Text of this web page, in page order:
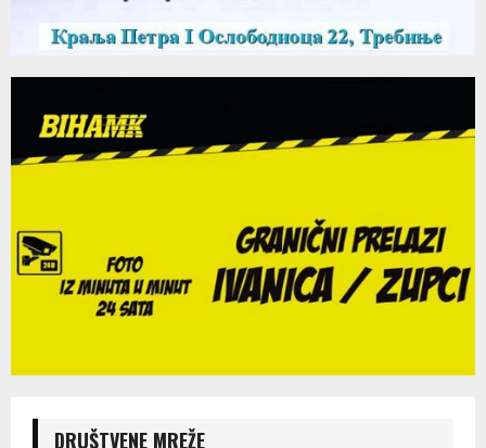
DRUŠTVENE MREŽE